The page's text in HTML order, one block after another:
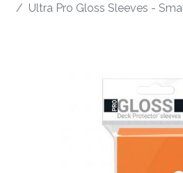
Ultra Pro Gloss Sleeves -